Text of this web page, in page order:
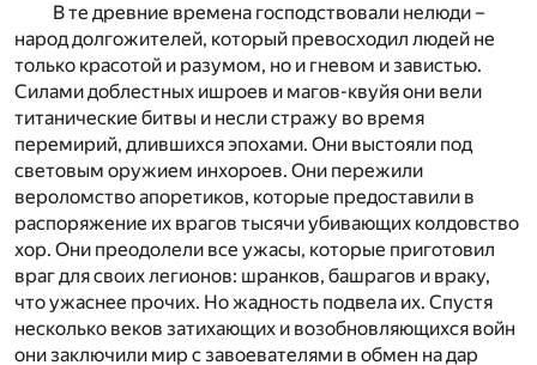
В те древние времена господствовали нелюди –
народ долгожителей, который превосходил людей не
только красотой и разумом, но и гневом и завистью.
Силами доблестных ишроев и магов-квуйя они вели
титанические битвы и несли стражу во время
перемирий, длившихся эпохами. Они выстояли под
световым оружием инхороев. Они пережили
вероломство апоретиков, которые предоставили в
распоряжение их врагов тысячи убивающих колдовство
хор. Они преодолели все ужасы, которые приготовил
враг для своих легионов: шранков, башрагов и враку,
что ужаснее прочих. Но жадность подвела их. Спустя
несколько веков затихающих и возобновляющихся войн
они заключили мир с завоевателями в обмен на дар